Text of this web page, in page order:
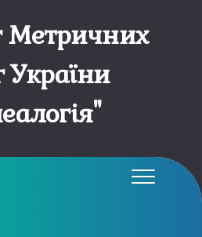
Метричних
України